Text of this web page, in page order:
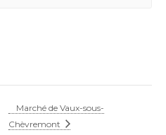
Marché de Vaux-sous-
Chèvremont